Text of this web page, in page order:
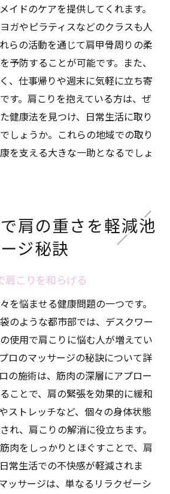
イドのケアを提供してくれます。
ガやピラティスなどのクラスも人
らの活動を通じて肩甲骨周りの柔
予防することが可能です。また、
、仕事帰りや週末に気軽に立ち寄
す。肩こりを抱えている方は、ぜ
健康法を見つけ、日常生活に取り
しょうか。これらの地域での取り
を支える大きな一助となるでしょ
肩の重さを軽減池
ジ秘訣
肩こりを和らげる
を悩ませる健康問題の一つです。
のような都市部では、デスクワー
使用で肩こりに悩む人が増えてい
ロのマッサージの秘訣について詳
の施術は、筋肉の深層にアプロー
ことで、肩の緊張を効果的に緩和
ストレッチなど、個々の身体状態
れ、肩こりの解消に役立ちます。
肉をしっかりとほぐすことで、肩
常生活での不快感が軽減されま
ッサージは、単なるリラクゼーシ